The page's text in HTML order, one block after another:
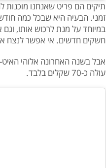
תיקים הם פריט שאנחנו מוכנות
זמני. הבעיה היא שבכל כמה
במיוחד על מנת לרכוש אותו,
חשקים חדשים. אי אפשר לנצח
אבל בשנה האחרונה אלוהי
עולה כ-70 שקלים בלבד.